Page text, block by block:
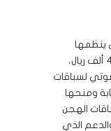
ينظمها
الاتحاد السعودي للهجن، أكثر من 420 ألف ريال،
لسباقات
ومنحها
الهجن
الذي